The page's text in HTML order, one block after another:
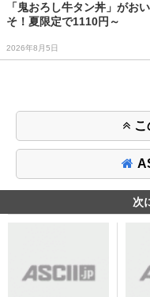
「鬼おろし牛タン丼」がお
そ！夏限定で1110円～
2026年8月5日
こ
次